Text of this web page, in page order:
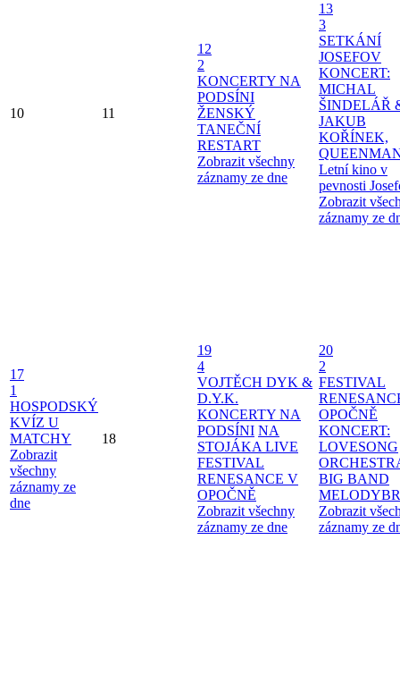
10 11
12
2
KONCERTY NA
PODSÍNI
ŽENSKÝ
TANEČNÍ
RESTART
Zobrazit všechny
záznamy ze dne
13
3
SETKÁNÍ
JOSEFOV
KONCERT:
MICHAL
ŠINDELÁŘ
JAKUB
KOŘÍNEK,
Letní kino v
pevnosti
Zobrazit
záznamy ze
17
1
HOSPODSKÝ
KVÍZ U
MATCHY
Zobrazit
všechny
záznamy ze
dne
18
19
4
VOJTĚCH DYK &
D.Y.K.
KONCERTY NA
PODSÍNI NA
STOJÁKA LIVE
FESTIVAL
RENESANCE V
OPOČNĚ
Zobrazit všechny
záznamy ze dne
20
2
FESTIVAL
OPOČNĚ
KONCERT:
LOVESONG
BIG BAND
Zobrazit
záznamy ze